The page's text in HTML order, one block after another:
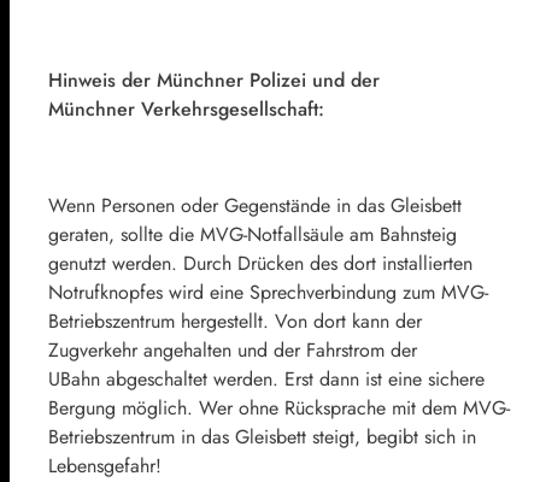
Hinweis der Münchner Polizei und der
Münchner Verkehrsgesellschaft:
Wenn Personen oder Gegenstände in das Gleisbett
geraten, sollte die MVG-Notfallsäule am Bahnsteig
genutzt werden. Durch Drücken des dort installierten
Notrufknopfes wird eine Sprechverbindung zum MVG-
Betriebszentrum hergestellt. Von dort kann der
Zugverkehr angehalten und der Fahrstrom der
UBahn abgeschaltet werden. Erst dann ist eine sichere
Bergung möglich. Wer ohne Rücksprache mit dem MVG-
Betriebszentrum in das Gleisbett steigt, begibt sich in
Lebensgefahr!